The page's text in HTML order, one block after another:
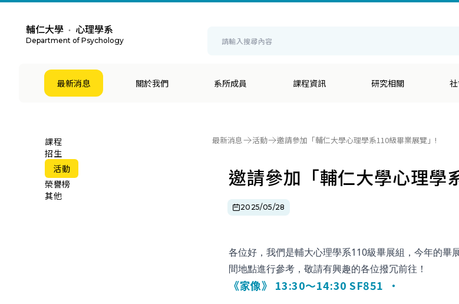
輔仁大學 ・ 心理學系
Department of Psychology
最新消息 關於我們 系所成員 課程資訊 研究相關
課程
招生
活動
榮譽榜
其他
最新消息 活動 邀請參加「輔仁大學心理學系110級畢業展覽」!
邀請參加「輔仁大學心理學
2025/05/28
各位好，我們是輔大心理學系110級畢展組，今年的
間地點進行參考，敬請有興趣的各位撥冗前往！
《家像》 13:30～14:30 SF851